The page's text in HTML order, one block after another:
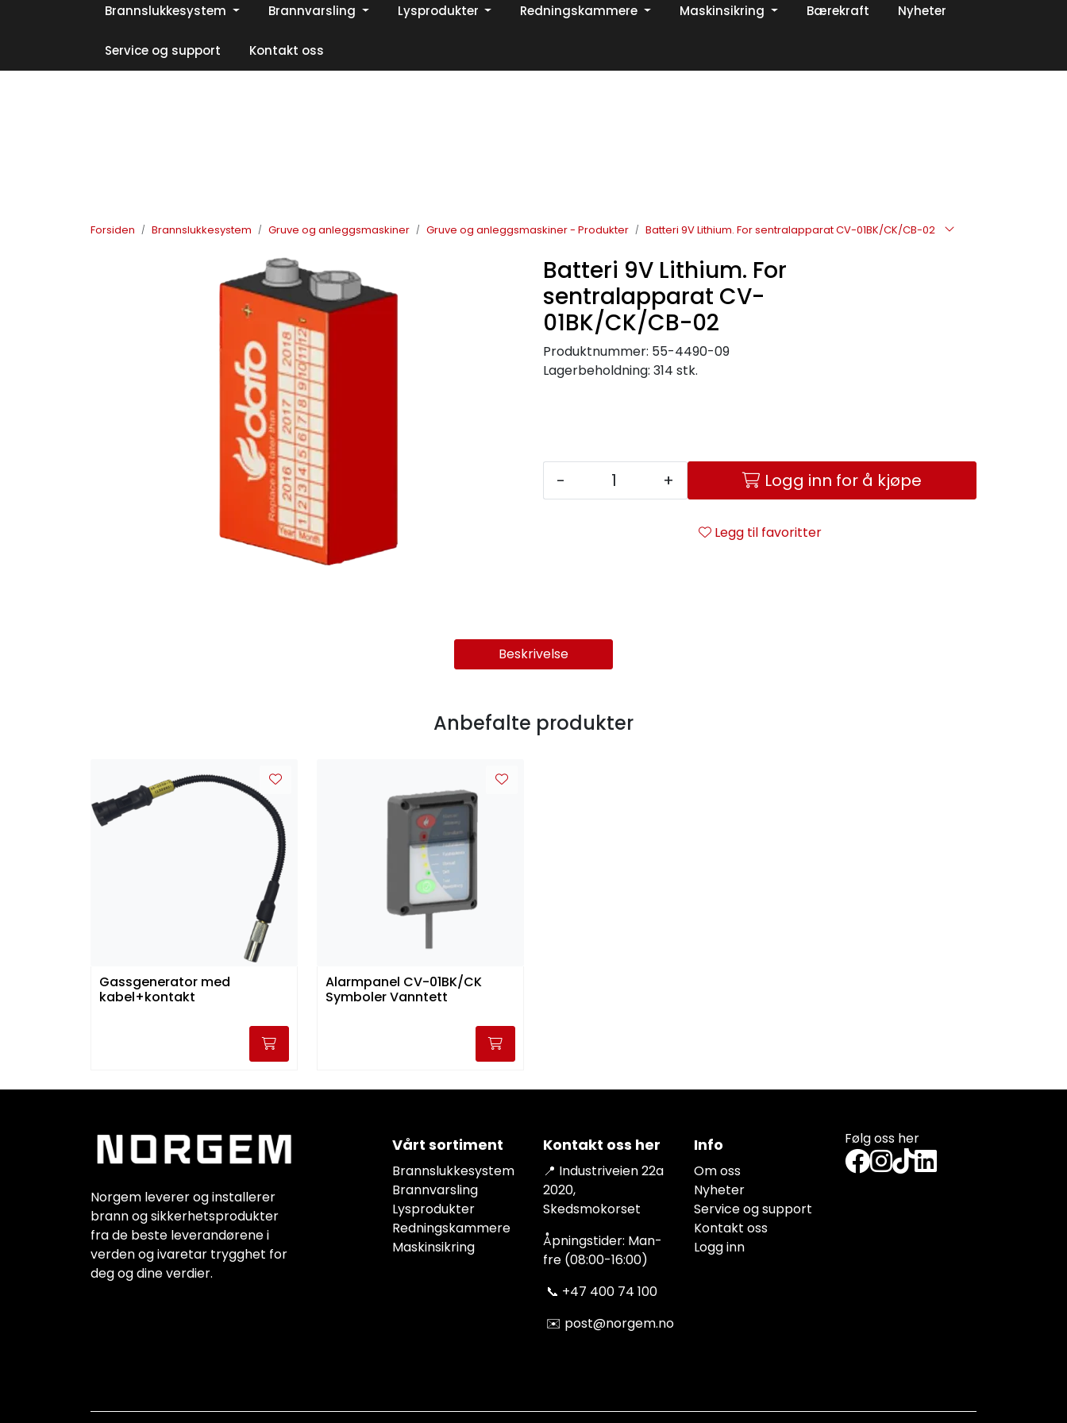
Skip to main content Din ekspert på brann og sikkerhetsløsninger!
Facebook | Instagram | LinkedIn
Brannslukkesystem Brannvarsling Lysprodukter Redningskammere Maskinsikring Bærekraft Nyheter
Service og support Kontakt oss
Forsiden Brannslukkesystem Gruve og anleggsmaskiner Gruve og anleggsmaskiner - Produkter Batteri 9V Lithium. For sentralapparat CV-01BK/CK/CB-02
Batteri 9V Lithium. For
sentralapparat CV-
01BK/CK/CB-02
Produktnummer: 55-4490-09
Lagerbeholdning: 314 stk.
- + Logg inn for å kjøpe
Legg til favoritter
Beskrivelse
Anbefalte produkter
Gassgenerator med
kabel+kontakt
Alarmpanel CV-01BK/CK
Symboler Vanntett
Følg oss her
Vårt sortiment
Brannslukkesystem
Brannvarsling
Lysprodukter
Redningskammere
Maskinsikring
Norgem leverer og installerer
brann og sikkerhetsprodukter
fra de beste leverandørene i
verden og ivaretar trygghet for
deg og dine verdier.
Info
Om oss
Nyheter
Service og support
Kontakt oss
Logg inn
Kontakt oss her
📍 Industriveien 22a
2020,
Skedsmokorset
Åpningstider: Man-
fre (08:00-16:00)
📞 +47 400 74 100
✉️ post@norgem.no